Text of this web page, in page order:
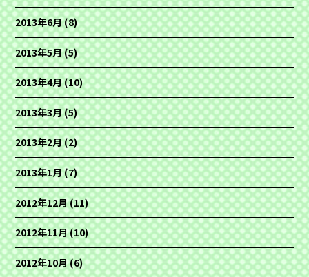
2013年6月(8)
2013年5月(5)
2013年4月(10)
2013年3月(5)
2013年2月(2)
2013年1月(7)
2012年12月(11)
2012年11月(10)
2012年10月(6)